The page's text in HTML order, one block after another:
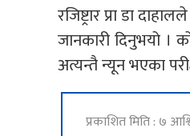
रजिष्ट्रार प्रा डा
जानकारी दिनुभयो ।
अत्यन्तै न्यून भएका
प्रकाशित मिति : ७